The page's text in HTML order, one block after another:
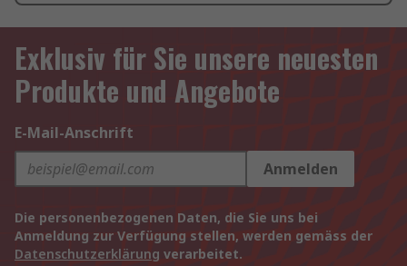
Exklusiv für Sie unsere neuesten
Produkte und Angebote
E-Mail-Anschrift
Anmelden
Die personenbezogenen Daten, die Sie uns bei
Anmeldung zur Verfügung stellen, werden gemäss der
Datenschutzerklärung verarbeitet.